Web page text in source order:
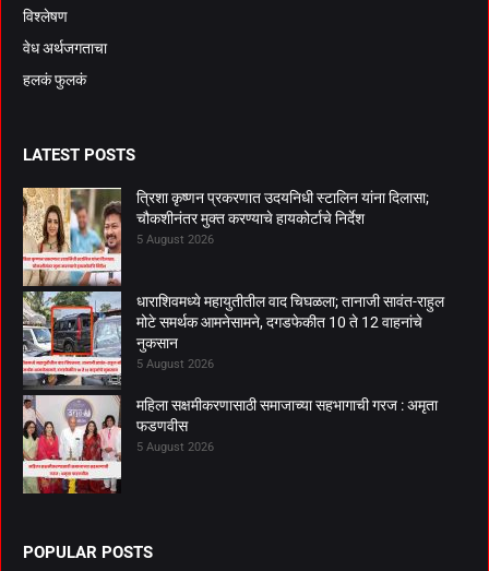
विश्लेषण
वेध अर्थजगताचा
हलकं फुलकं
LATEST POSTS
त्रिशा कृष्णन प्रकरणात उदयनिधी स्टालिन यांना दिलासा;
चौकशीनंतर मुक्त करण्याचे हायकोर्टाचे निर्देश
5 August 2026
धाराशिवमध्ये महायुतीतील वाद चिघळला; तानाजी सावंत-राहुल
मोटे समर्थक आमनेसामने, दगडफेकीत 10 ते 12 वाहनांचे
नुकसान
5 August 2026
महिला सक्षमीकरणासाठी समाजाच्या सहभागाची गरज : अमृता
फडणवीस
5 August 2026
POPULAR POSTS